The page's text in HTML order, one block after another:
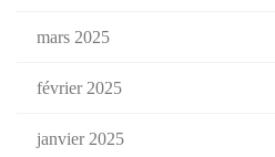
mars 2025
février 2025
janvier 2025